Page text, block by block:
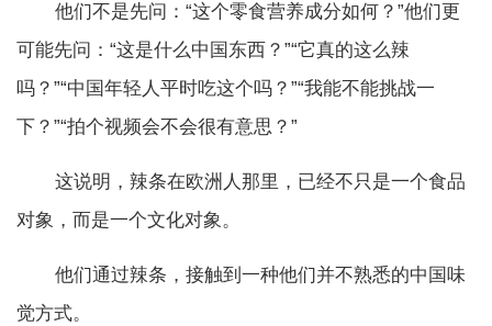
他们不是先问：“这个零食营养成分如何？”他们更
可能先问：“这是什么中国东西？”“它真的这么辣
吗？”“中国年轻人平时吃这个吗？”“我能不能挑战一
下？”“拍个视频会不会很有意思？”
这说明，辣条在欧洲人那里，已经不只是一个食品
对象，而是一个文化对象。
他们通过辣条，接触到一种他们并不熟悉的中国味
觉方式。